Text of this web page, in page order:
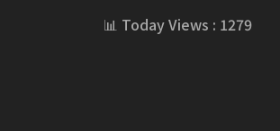
📊 Today Views : 1279